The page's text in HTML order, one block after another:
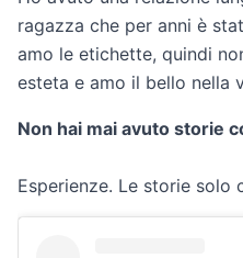
ragazza che per anni è
amo le etichette, quindi
esteta e amo il bello nella
Non hai mai avuto storie
Esperienze. Le storie solo